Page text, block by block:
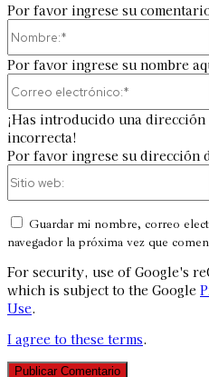
Por favor ingrese su
Por favor ingrese su nombre
¡Has introducido una
incorrecta!
Por favor ingrese su dirección
Guardar mi nombre, correo
navegador la próxima vez que
For security, use of Google's
which is subject to the Google
Use.
I agree to these terms.